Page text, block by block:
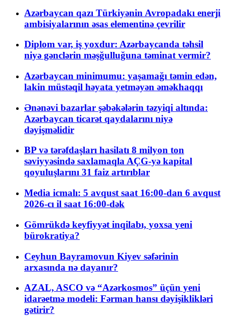
Azərbaycan qazı Türkiyənin Avropadakı enerji
ambisiyalarının əsas elementinə çevrilir
Diplom var, iş yoxdur: Azərbaycanda təhsil
niyə gənclərin məşğulluğuna təminat vermir?
Azərbaycan minimumu: yaşamağı təmin edən,
lakin müstəqil həyata yetməyən əməkhaqqı
Ənənəvi bazarlar şəbəkələrin təzyiqi altında:
Azərbaycan ticarət qaydalarını niyə
dəyişməlidir
BP və tərəfdaşları hasilatı 8 milyon ton
səviyyəsində saxlamaqla AÇG-yə kapital
qoyuluşlarını 31 faiz artırıblar
Media icmalı: 5 avqust saat 16:00-dan 6 avqust
2026-cı il saat 16:00-dək
Gömrükdə keyfiyyət inqilabı, yoxsa yeni
bürokratiya?
Ceyhun Bayramovun Kiyev səfərinin
arxasında nə dayanır?
AZAL, ASCO və “Azərkosmos” üçün yeni
idarəetmə modeli: Fərman hansı dəyişiklikləri
gətirir?